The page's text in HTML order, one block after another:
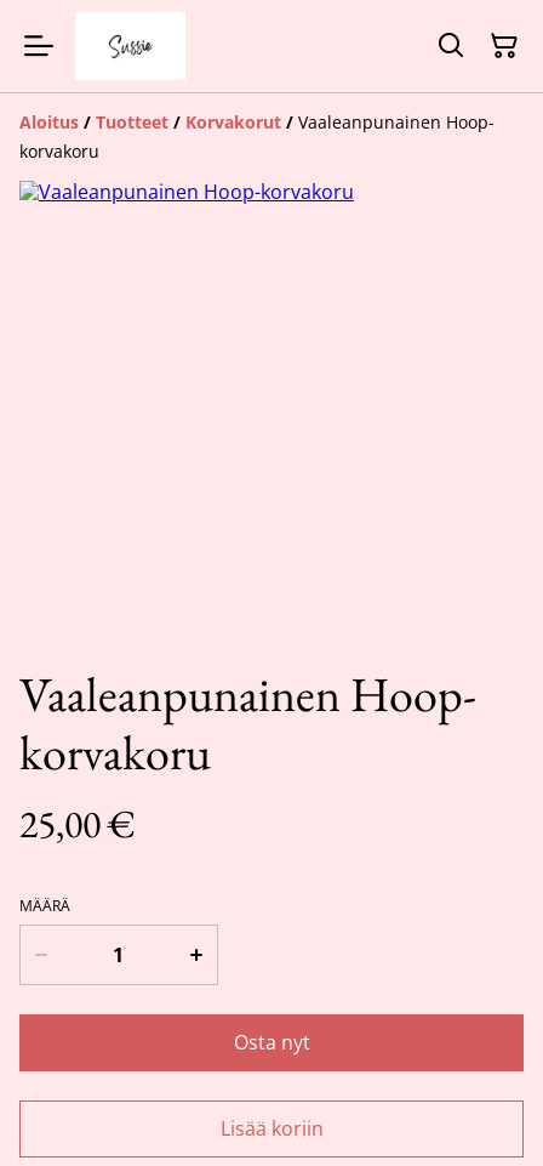
Aloitus / Tuotteet / Korvakorut / Vaaleanpunainen Hoop-
korvakoru
Vaaleanpunainen Hoop-
korvakoru
25,00 €
MÄÄRÄ
Osta nyt
Lisää koriin